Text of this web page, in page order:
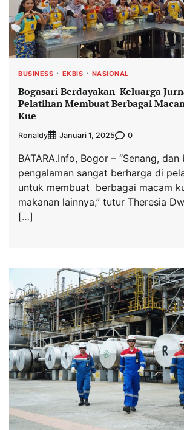
BUSINESS EKBIS NASIONAL
Bogasari Berdayakan Keluarga
Pelatihan Membuat Berbagai
Kue
Ronaldy Januari 1, 2025 0
BATARA.Info, Bogor – “Senang,
pengalaman sangat berharga di
untuk membuat berbagai macam
makanan lainnya,” tutur Theresia
[…]